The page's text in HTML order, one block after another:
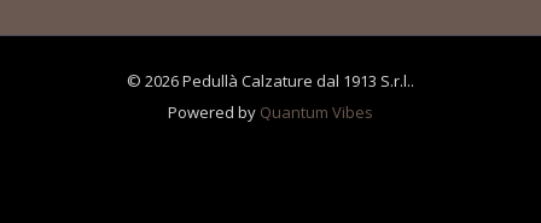
© 2026 Pedullà Calzature dal 1913 S.r.l..
Powered by Quantum Vibes